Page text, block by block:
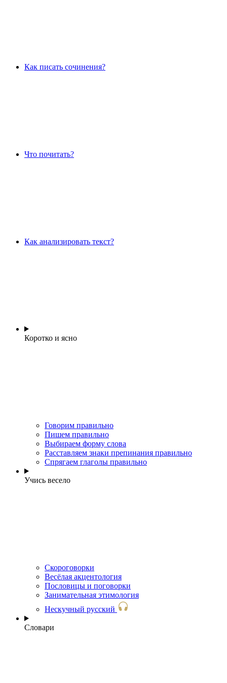
Как писать сочинения?
Что почитать?
Как анализировать текст?
Коротко и ясно
Говорим правильно
Пишем правильно
Выбираем форму слова
Расставляем знаки препинания правильно
Спрягаем глаголы правильно
Учись весело
Скороговорки
Весёлая акцентология
Пословицы и поговорки
Занимательная этимология
Нескучный русский
Словари